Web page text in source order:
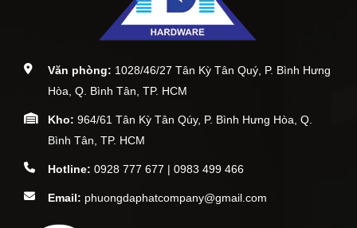
Văn phòng: 1028/46/27 Tân Kỳ Tân Quý, P. Bình Hưng
Hòa, Q. Bình Tân, TP. HCM
Kho: 964/61 Tân Kỳ Tân Qúy, P. Bình Hưng Hòa, Q.
Bình Tân, TP. HCM
Hotline: 0928 777 677 | 0983 499 466
Email: phuongdaphatcompany@gmail.com